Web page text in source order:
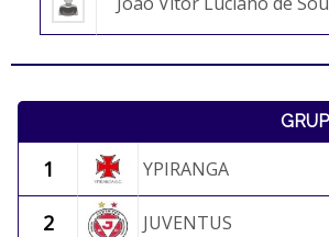
1 YPIRANGA
2 JUVENTUS